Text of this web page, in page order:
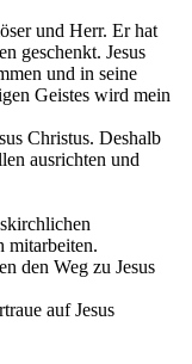
und Herr. Er hat
geschenkt. Jesus
und in seine
Geistes wird mein
Christus. Deshalb
ausrichten und
mitarbeiten.
den Weg zu Jesus
auf Jesus